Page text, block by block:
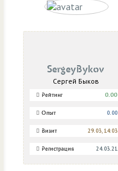
SergeyBykov
Сергей Быков
Рейтинг 0.00
Опыт 0.00
Визит 29.03, 14:03
Регистрация 24.03.21